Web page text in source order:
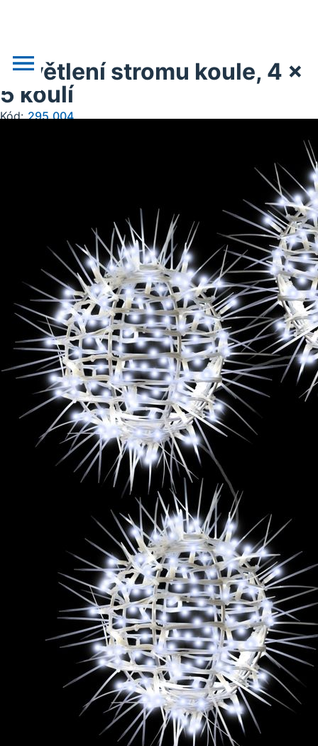
obchodní podklady
doprava, platba
kontakt
Osvětlení stromu koule, 4 x
5 koulí
Kód:295.004